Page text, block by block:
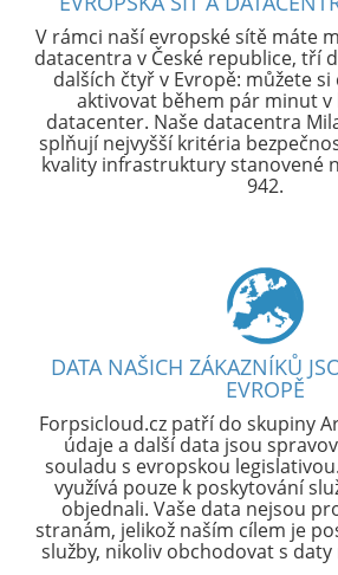
V rámci naší evropské sítě máte
datacentra v České republice, tří
dalších čtyř v Evropě: můžete
aktivovat během pár minut v
datacenter. Naše datacentra
splňují nejvyšší kritéria
kvality infrastruktury stanovené
942.
DATA NAŠICH ZÁKAZNÍKŮ
EVROPĚ
Forpsicloud.cz patří do skupiny
údaje a další data jsou
souladu s evropskou legislativou.
využívá pouze k poskytování
objednali. Vaše data nejsou
stranám, jelikož naším cílem je
služby, nikoliv obchodovat s daty